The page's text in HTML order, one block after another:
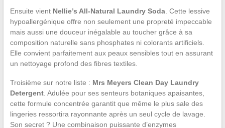
Ensuite vient Nellie’s All-Natural Laundry Soda. Cette lessive
hypoallergénique offre non seulement une propreté impeccable
mais aussi une douceur inégalable au toucher grâce à sa
composition naturelle sans phosphates ni colorants artificiels.
Elle convient parfaitement aux peaux sensibles tout en assurant
un nettoyage profond des fibres textiles.
Troisième sur notre liste : Mrs Meyers Clean Day Laundry
Detergent. Adulée pour ses senteurs botaniques apaisantes,
cette formule concentrée garantit que même le plus sale des
lingeries ressortira rayonnante après un seul cycle de lavage.
Son secret ? Une combinaison puissante d’enzymes